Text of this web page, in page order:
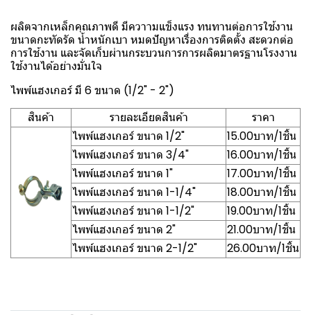
ผลิตจากเหล็กคุณภาพดี มีควาามแข็งแรง ทนทานต่อการใช้งาน
ขนาดกะทัดรัด น้ำหนักเบา หมดปัญหาเรื่องการติดตั้ง สะดวกต่อ
การใช้งาน และจัดเก็บผ่านกระบวนการการผลิตมาตรฐานโรงงาน
ใช้งานได้อย่างมั่นใจ
ไพพ์แฮงเกอร์ มี 6 ขนาด (1/2" - 2")
สินค้า
รายละเอียดสินค้า
ราคา
ไพพ์แฮงเกอร์ ขนาด 1/2"
15.00บาท/1ชิ้น
ไพพ์แฮงเกอร์ ขนาด 3/4"
16.00บาท/1ชิ้น
ไพพ์แฮงเกอร์ ขนาด 1"
17.00บาท/1ชิ้น
ไพพ์แฮงเกอร์ ขนาด 1-1/4"
18.00บาท/1ชิ้น
ไพพ์แฮงเกอร์ ขนาด 1-1/2"
19.00บาท/1ชิ้น
ไพพ์แฮงเกอร์ ขนาด 2"
21.00บาท/1ชิ้น
ไพพ์แฮงเกอร์ ขนาด 2-1/2"
26.00บาท/1ชิ้น